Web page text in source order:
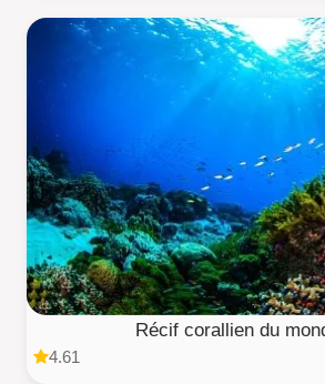
Récif corallien du
4.61